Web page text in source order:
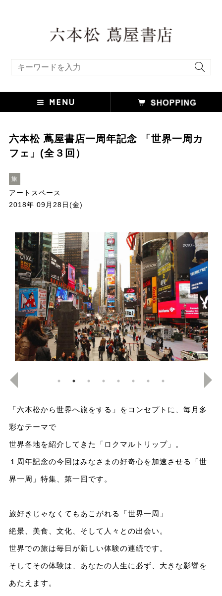
六本松 蔦屋書店一周年記念 「世界一周カ
フェ」(全３回）
旅
アートスペース
2018年 09月28日(金)
「六本松から世界へ旅をする」をコンセプトに、毎月多
彩なテーマで
世界各地を紹介してきた「ロクマルトリップ」。
１周年記念の今回はみなさまの好奇心を加速させる「世
界一周」特集、第一回です。
旅好きじゃなくてもあこがれる「世界一周」
絶景、美食、文化、そして人々との出会い。
世界での旅は毎日が新しい体験の連続です。
そしてその体験は、あなたの人生に必ず、大きな影響を
あたえます。